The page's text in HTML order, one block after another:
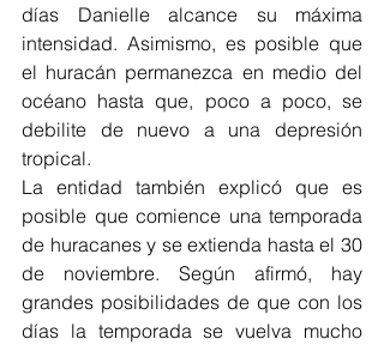
días Danielle alcance su máxima
intensidad. Asimismo, es posible que
el huracán permanezca en medio del
océano hasta que, poco a poco, se
debilite de nuevo a una depresión
tropical.
La entidad también explicó que es
posible que comience una temporada
de huracanes y se extienda hasta el 30
de noviembre. Según afirmó, hay
grandes posibilidades de que con los
días la temporada se vuelva mucho